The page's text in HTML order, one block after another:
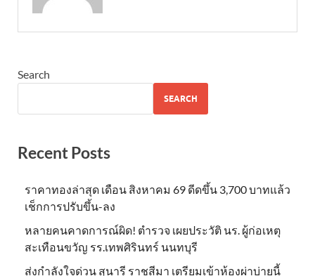
Search
SEARCH
Recent Posts
ราคาทองล่าสุด เดือน สิงหาคม 69 ดีดขึ้น 3,700 บาทแล้ว
เช็กการปรับขึ้น-ลง
หลายคนคาดการณ์ผิด! ตำรวจ เผยประวัติ นร. ผู้ก่อเหตุ
สะเทือนขวัญ รร.เทพศิรินทร์ นนทบุรี
ส่งกำลังใจด่วน สุนารี ราชสีมา เตรียมเข้าห้องผ่าบ่ายนี้